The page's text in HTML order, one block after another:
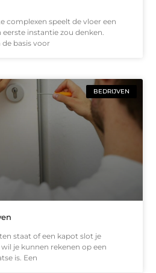
complexen speelt de vloer een
instantie zou denken.
basis voor
BEDRIJVEN
staat of een kapot slot je
je kunnen rekenen op een
is. Een